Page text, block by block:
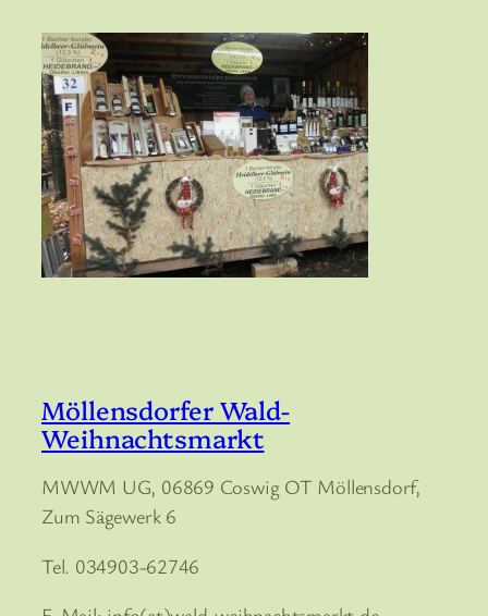
Möllensdorfer Wald-
Weihnachtsmarkt
MWWM UG, 06869 Coswig OT Möllensdorf,
Zum Sägewerk 6
Tel. 034903-62746